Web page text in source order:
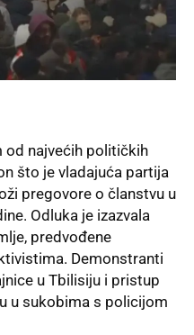
od najvećih političkih
što je vladajuća partija
pregovore o članstvu u
Odluka je izazvala
predvođene
Demonstranti
u Tbilisiju i pristup
u sukobima s policijom